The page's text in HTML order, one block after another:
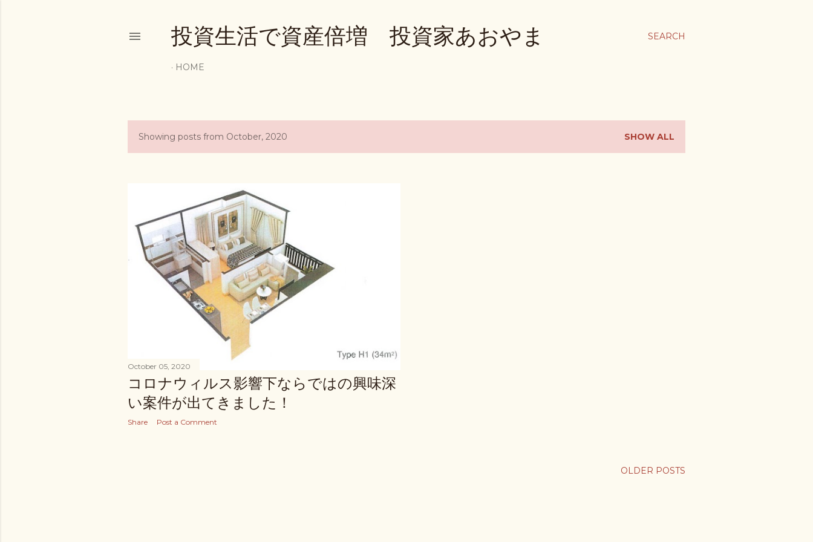
SEARCH
投資生活で資産倍増 投資家あおやま
HOME
PShowing posts from October, 2020 SHOW ALL
October 05, 2020
コロナウィルス影響下ならではの興味深
い案件が出てきました！
Share Post a Comment
OLDER POSTS